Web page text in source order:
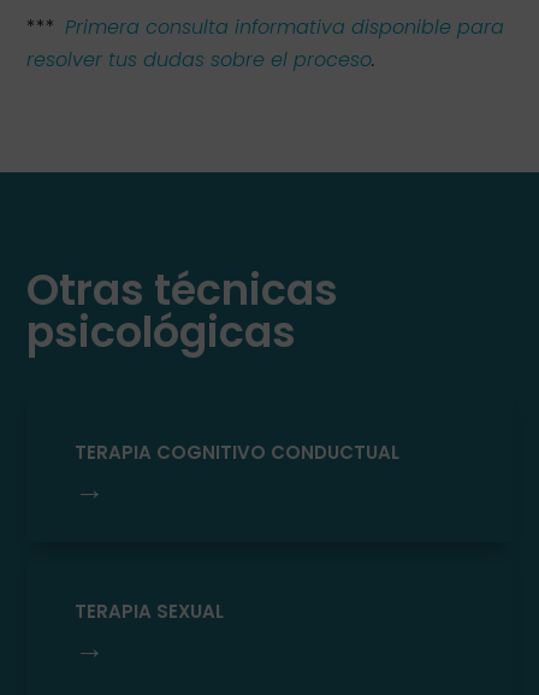
***Primera consulta informativa disponible para
resolver tus dudas sobre el proceso.
Otras técnicas
psicológicas
TERAPIA COGNITIVO CONDUCTUAL
→
TERAPIA SEXUAL
→